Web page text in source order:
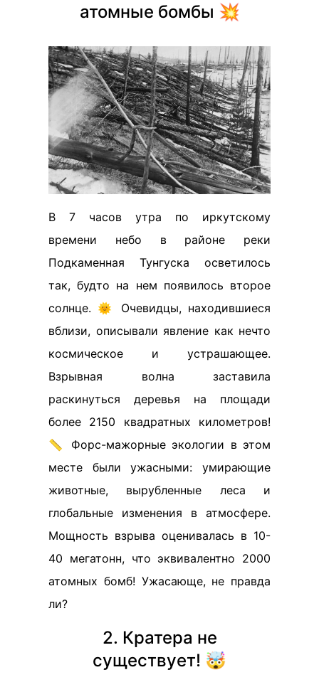
атомные бомбы 💥
В 7 часов утра по иркутскому
времени небо в районе реки
Подкаменная Тунгуска осветилось
так, будто на нем появилось второе
солнце. 🌞 Очевидцы, находившиеся
вблизи, описывали явление как нечто
космическое и устрашающее.
Взрывная волна заставила
раскинуться деревья на площади
более 2150 квадратных километров!
📏 Форс-мажорные экологии в этом
месте были ужасными: умирающие
животные, вырубленные леса и
глобальные изменения в атмосфере.
Мощность взрыва оценивалась в 10-
40 мегатонн, что эквивалентно 2000
атомных бомб! Ужасающе, не правда
ли?
2. Кратера не
существует! 🤯